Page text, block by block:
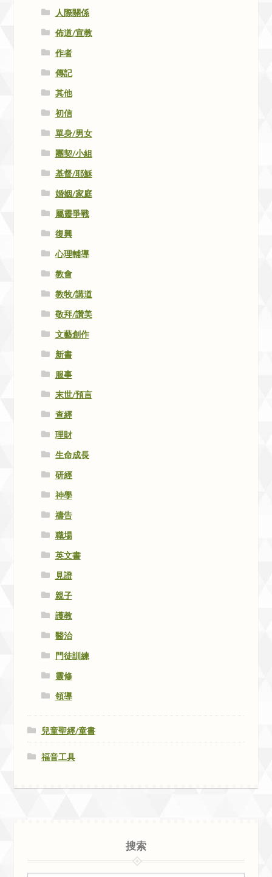
人際關係
佈道/宣教
作者
傳記
其他
初信
單身/男女
團契/小組
基督/耶穌
婚姻/家庭
屬靈爭戰
復興
心理輔導
教會
教牧/講道
敬拜/讚美
文藝創作
新書
服事
末世/預言
查經
理財
生命成長
研經
神學
禱告
職場
英文書
見證
親子
護教
醫治
門徒訓練
靈修
領導
兒童聖經/童書
福音工具
搜索